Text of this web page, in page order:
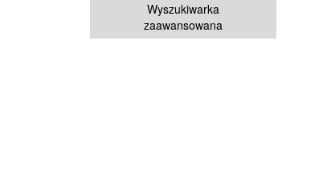
Wyszukiwarka
zaawansowana